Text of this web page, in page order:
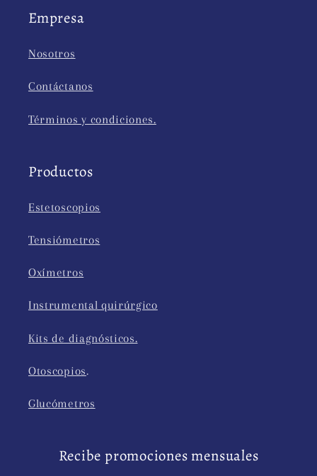
Empresa
Nosotros
Contáctanos
Términos y condiciones.
Productos
Estetoscopios
Tensiómetros
Oxímetros
Instrumental quirúrgico
Kits de diagnósticos.
Otoscopios.
Glucómetros
Recibe promociones mensuales